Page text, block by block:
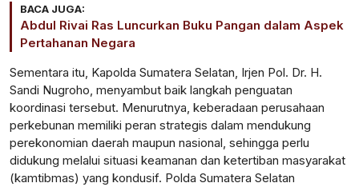
BACA JUGA:
Abdul Rivai Ras Luncurkan Buku Pangan dalam Aspek
Pertahanan Negara
Sementara itu, Kapolda Sumatera Selatan, Irjen Pol. Dr. H.
Sandi Nugroho, menyambut baik langkah penguatan
koordinasi tersebut. Menurutnya, keberadaan perusahaan
perkebunan memiliki peran strategis dalam mendukung
perekonomian daerah maupun nasional, sehingga perlu
didukung melalui situasi keamanan dan ketertiban masyarakat
(kamtibmas) yang kondusif. Polda Sumatera Selatan